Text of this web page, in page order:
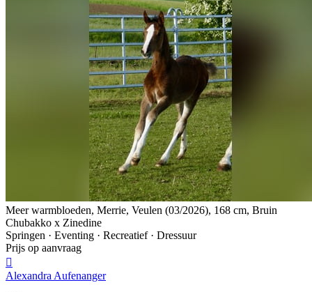
Meer warmbloeden, Merrie, Veulen (03/2026), 168 cm, Bruin
Chubakko x Zinedine
Springen · Eventing · Recreatief · Dressuur
Prijs op aanvraag

Alexandra Aufenanger